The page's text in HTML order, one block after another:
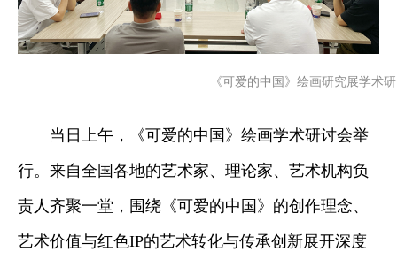
《可爱的中国》绘画研究展学术
当日上午，《可爱的中国》绘画学术研讨会举
行。来自全国各地的艺术家、理论家、艺术机构负
责人齐聚一堂，围绕《可爱的中国》的创作理念、
艺术价值与红色IP的艺术转化与传承创新展开深度